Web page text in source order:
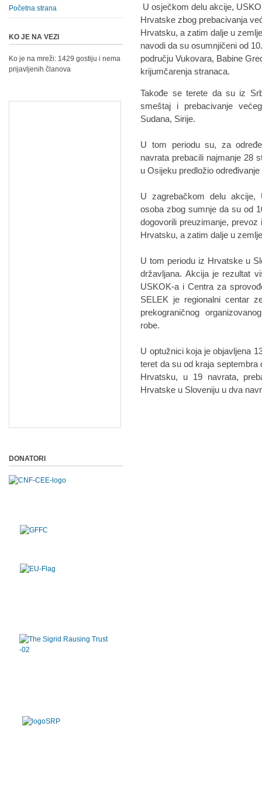
U osječkom delu akcije,
Hrvatske zbog prebacivanja
Hrvatsku, a zatim dalje u
navodi da su osumnjičeni od
području Vukovara, Babine
krijumčarenja stranaca.
Takođe se terete da su iz
smeštaj i prebacivanje
Sudana, Sirije.
U tom periodu su, za
navrata prebacili najmanje 28
u Osijeku predložio
U zagrebačkom delu akcije,
osoba zbog sumnje da su od
dogovorili preuzimanje,
Hrvatsku, a zatim dalje u
U tom periodu iz Hrvatske u
državljana. Akcija je rezultat
USKOK-a i Centra za
SELEK je regionalni centar
prekograničnog
robe.
U optužnici koja je objavljena
teret da su od kraja septembra
Hrvatsku, u 19 navrata,
Hrvatske u Sloveniju u dva
Početna strana
KO JE NA VEZI
Ko je na mreži: 1429 gostiju i nema
prijavljenih članova
DONATORI